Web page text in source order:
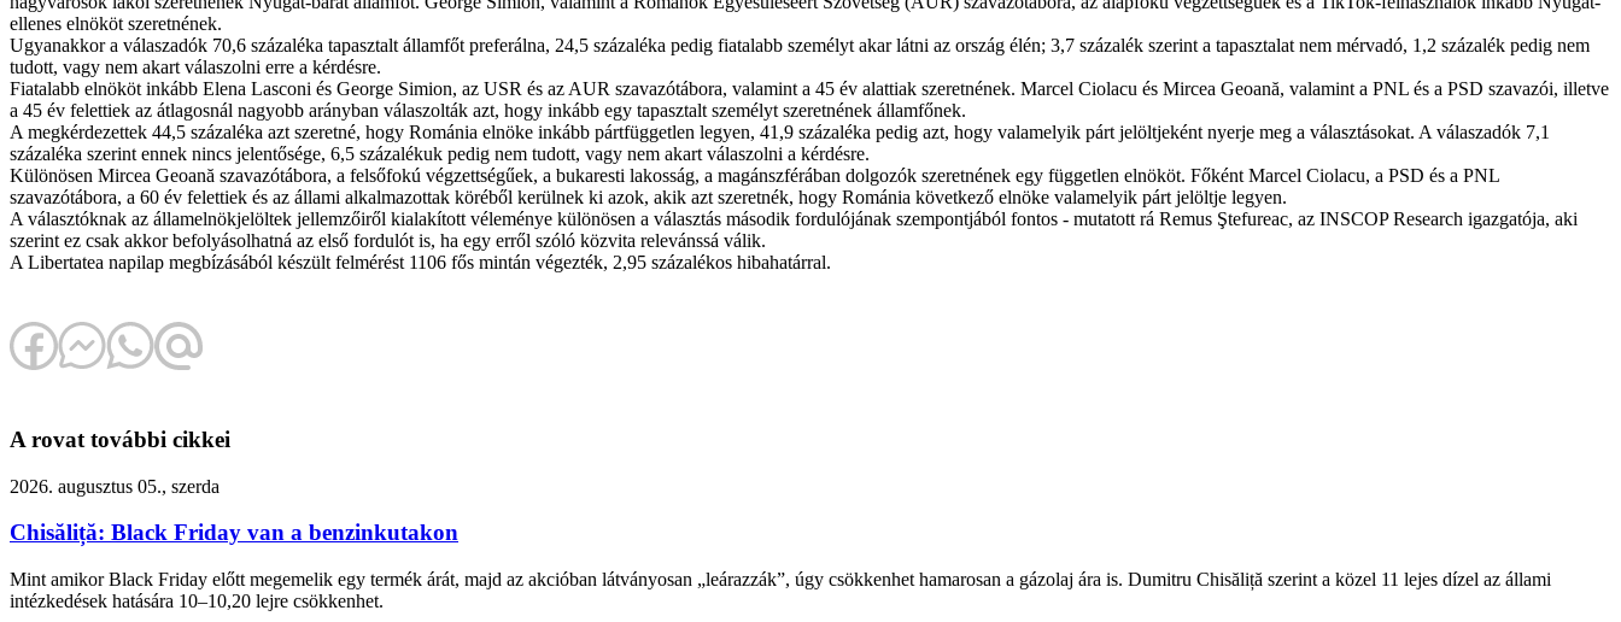
ellenes elnököt szeretnének.
Ugyanakkor a válaszadók 70,6 százaléka tapasztalt államfőt preferálna, 24,5 százaléka pedig fiatalabb személyt akar látni az ország élén; 3,7 százalék szerint a tapasztalat nem mérvadó, 1,2 százalék pedig nem
tudott, vagy nem akart válaszolni erre a kérdésre.
Fiatalabb elnököt inkább Elena Lasconi és George Simion, az USR és az AUR szavazótábora, valamint a 45 év alattiak szeretnének. Marcel Ciolacu és Mircea Geoană, valamint a PNL és a PSD szavazói, illetve
a 45 év felettiek az átlagosnál nagyobb arányban válaszolták azt, hogy inkább egy tapasztalt személyt szeretnének államfőnek.
A megkérdezettek 44,5 százaléka azt szeretné, hogy Románia elnöke inkább pártfüggetlen legyen, 41,9 százaléka pedig azt, hogy valamelyik párt jelöltjeként nyerje meg a választásokat. A válaszadók 7,1
százaléka szerint ennek nincs jelentősége, 6,5 százalékuk pedig nem tudott, vagy nem akart válaszolni a kérdésre.
Különösen Mircea Geoană szavazótábora, a felsőfokú végzettségűek, a bukaresti lakosság, a magánszférában dolgozók szeretnének egy független elnököt. Főként Marcel Ciolacu, a PSD és a PNL
szavazótábora, a 60 év felettiek és az állami alkalmazottak köréből kerülnek ki azok, akik azt szeretnék, hogy Románia következő elnöke valamelyik párt jelöltje legyen.
A választóknak az államelnökjelöltek jellemzőiről kialakított véleménye különösen a választás második fordulójának szempontjából fontos - mutatott rá Remus Ştefureac, az INSCOP Research igazgatója, aki
szerint ez csak akkor befolyásolhatná az első fordulót is, ha egy erről szóló közvita relevánssá válik.
A Libertatea napilap megbízásából készült felmérést 1106 fős mintán végezték, 2,95 százalékos hibahatárral.
A rovat további cikkei
2026. augusztus 05., szerda
Chisăliță: Black Friday van a benzinkutakon
Mint amikor Black Friday előtt megemelik egy termék árát, majd az akcióban látványosan „leárazzák”, úgy csökkenhet hamarosan a gázolaj ára is. Dumitru Chisăliță szerint a közel 11 lejes dízel az állami
intézkedések hatására 10–10,20 lejre csökkenhet.